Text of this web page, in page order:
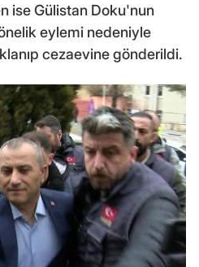
ise Gülistan Doku'nun
eylemi nedeniyle
cezaevine gönderildi.